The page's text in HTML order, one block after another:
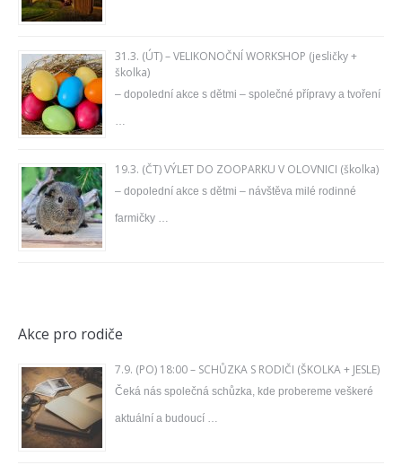
31.3. (ÚT) – VELIKONOČNÍ WORKSHOP (jesličky +
školka)
– dopolední akce s dětmi – společné přípravy a tvoření
…
19.3. (ČT) VÝLET DO ZOOPARKU V OLOVNICI (školka)
– dopolední akce s dětmi – návštěva milé rodinné
farmičky …
Akce pro rodiče
7.9. (PO) 18:00 – SCHŮZKA S RODIČI (ŠKOLKA + JESLE)
Čeká nás společná schůzka, kde probereme veškeré
aktuální a budoucí …